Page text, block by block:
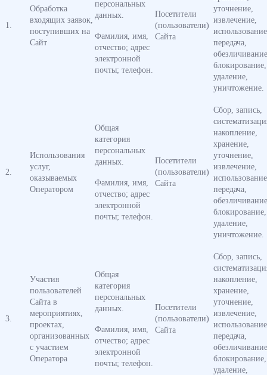
1.
Обработка
входящих заявок,
поступивших на
Сайт
персональных
данных.
Фамилия, имя,
отчество; адрес
электронной
почты; телефон.
Посетители
(пользователи)
Сайта
уточнение,
извлечение,
передача,
блокирование,
удаление,
уничтожение.
2.
Использования
услуг,
оказываемых
Оператором
Общая
категория
персональных
данных.
Фамилия, имя,
отчество; адрес
электронной
почты; телефон.
Посетители
(пользователи)
Сайта
Сбор, запись,
накопление,
хранение,
уточнение,
извлечение,
передача,
блокирование,
удаление,
уничтожение.
3.
Участия
пользователей
Сайта в
мероприятиях,
проектах,
организованных
с участием
Оператора
Общая
категория
персональных
данных.
Фамилия, имя,
отчество; адрес
электронной
почты; телефон.
Посетители
(пользователи)
Сайта
Сбор, запись,
накопление,
хранение,
уточнение,
извлечение,
передача,
блокирование,
удаление,